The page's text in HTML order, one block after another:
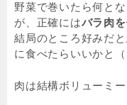
野菜で巻いたら何と
が、正確にはバラ肉を
結局のところ好みだ
に食べたらいいかと（
肉は結構ボリューミ